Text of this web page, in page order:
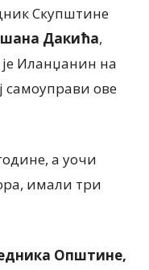
Скупштине
Дакића,
Иланџанин на
самоуправи ове
а уочи
имали три
Општине,